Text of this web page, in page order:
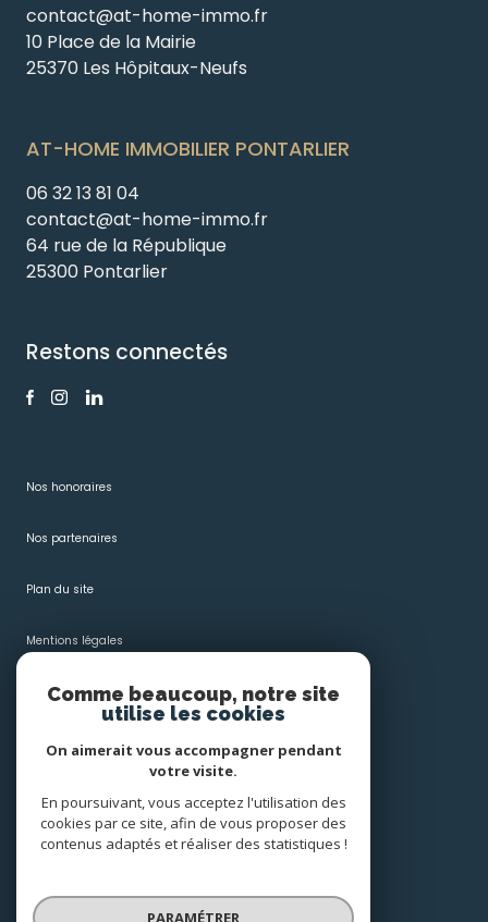
contact@at-home-immo.fr
10 Place de la Mairie
25370 Les Hôpitaux-Neufs
AT-HOME IMMOBILIER PONTARLIER
06 32 13 81 04
contact@at-home-immo.fr
64 rue de la République
25300 Pontarlier
Restons connectés
Nos honoraires
Nos partenaires
Plan du site
Mentions légales
Admin
Politique RGPD
Cookies
Comme beaucoup, notre site
utilise les cookies
On aimerait vous accompagner pendant
votre visite.
En poursuivant, vous acceptez l'utilisation des
cookies par ce site, afin de vous proposer des
contenus adaptés et réaliser des statistiques !
PARAMÉTRER